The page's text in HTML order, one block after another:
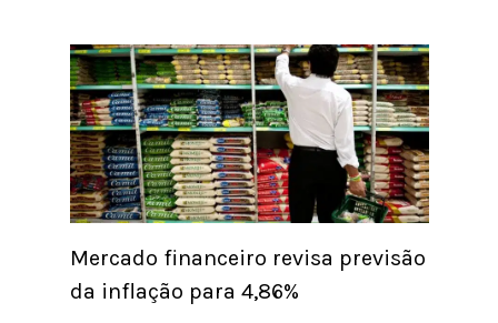
Mercado financeiro revisa previsão
da inflação para 4,86%